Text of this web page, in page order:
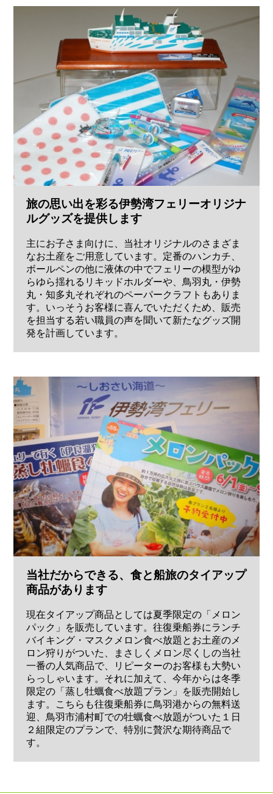
旅の思い出を彩る伊勢湾フェリーオリジナ
ルグッズを提供します
主にお子さま向けに、当社オリジナルのさまざま
なお土産をご用意しています。定番のハンカチ、
ボールペンの他に液体の中でフェリーの模型がゆ
らゆら揺れるリキッドホルダーや、鳥羽丸・伊勢
丸・知多丸それぞれのペーパークラフトもありま
す。いっそうお客様に喜んでいただくため、販売
を担当する若い職員の声を聞いて新たなグッズ開
発を計画しています。
当社だからできる、食と船旅のタイアップ
商品があります
現在タイアップ商品としては夏季限定の「メロン
パック」を販売しています。往復乗船券にランチ
バイキング・マスクメロン食べ放題とお土産のメ
ロン狩りがついた、まさしくメロン尽くしの当社
一番の人気商品で、リピーターのお客様も大勢い
らっしゃいます。それに加えて、今年からは冬季
限定の「蒸し牡蠣食べ放題プラン」を販売開始し
ます。こちらも往復乗船券に鳥羽港からの無料送
迎、鳥羽市浦村町での牡蠣食べ放題がついた１日
２組限定のプランで、特別に贅沢な期待商品で
す。